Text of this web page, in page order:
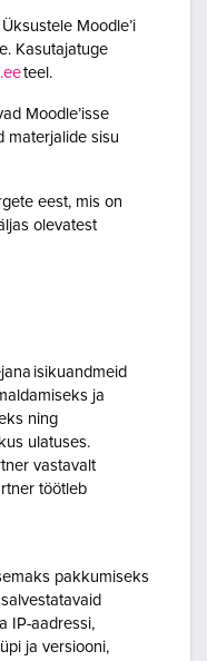
Moodle’i
Kasutajatuge
teel.
Moodle’isse
materjalide sisu
eest, mis on
olevatest
isikuandmeid
ja
ning
ulatuses.
vastavalt
töötleb
pakkumiseks
IP-aadressi,
ja versiooni,